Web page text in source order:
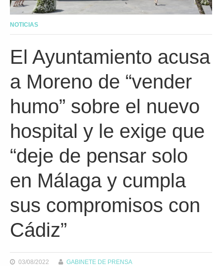
NOTICIAS
El Ayuntamiento acusa
a Moreno de “vender
humo” sobre el nuevo
hospital y le exige que
“deje de pensar solo
en Málaga y cumpla
sus compromisos con
Cádiz”
03/08/2022 GABINETE DE PRENSA